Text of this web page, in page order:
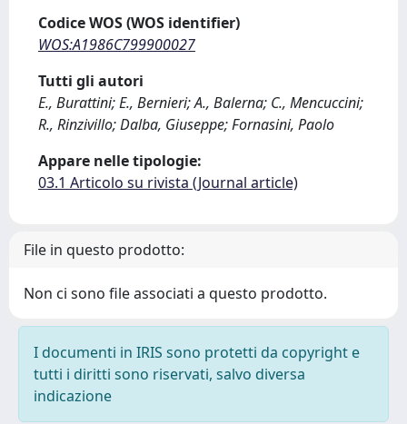
Codice WOS (WOS identifier)
WOS:A1986C799900027
Tutti gli autori
E., Burattini; E., Bernieri; A., Balerna; C., Mencuccini;
R., Rinzivillo; Dalba, Giuseppe; Fornasini, Paolo
Appare nelle tipologie:
03.1 Articolo su rivista (Journal article)
File in questo prodotto:
Non ci sono file associati a questo prodotto.
I documenti in IRIS sono protetti da copyright e
tutti i diritti sono riservati, salvo diversa
indicazione